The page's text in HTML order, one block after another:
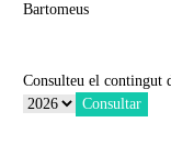
Bartomeus
Consulteu el contingut
Consultar